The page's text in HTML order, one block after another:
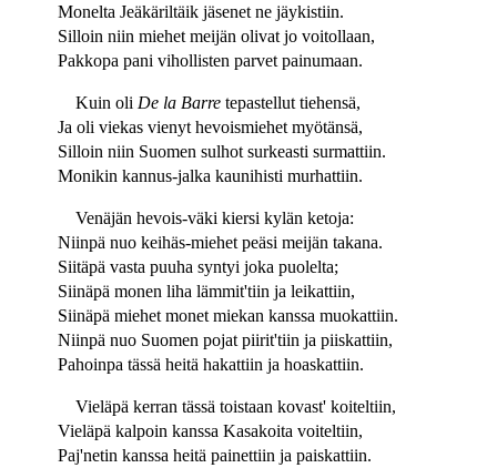
Monelta Jeäkäriltäik jäsenet ne jäykistiin.
Silloin niin miehet meijän olivat jo voitollaan,
Pakkopa pani vihollisten parvet painumaan.
Kuin oli De la Barretepastellut tiehensä,
Ja oli viekas vienyt hevoismiehet myötänsä,
Silloin niin Suomen sulhot surkeasti surmattiin.
Monikin kannus-jalka kaunihisti murhattiin.
Venäjän hevois-väki kiersi kylän ketoja:
Niinpä nuo keihäs-miehet peäsi meijän takana.
Siitäpä vasta puuha syntyi joka puolelta;
Siinäpä monen liha lämmit'tiin ja leikattiin,
Siinäpä miehet monet miekan kanssa muokattiin.
Niinpä nuo Suomen pojat piirit'tiin ja piiskattiin,
Pahoinpa tässä heitä hakattiin ja hoaskattiin.
Vieläpä kerran tässä toistaan kovast' koiteltiin,
Vieläpä kalpoin kanssa Kasakoita voiteltiin,
Paj'netin kanssa heitä painettiin ja paiskattiin.